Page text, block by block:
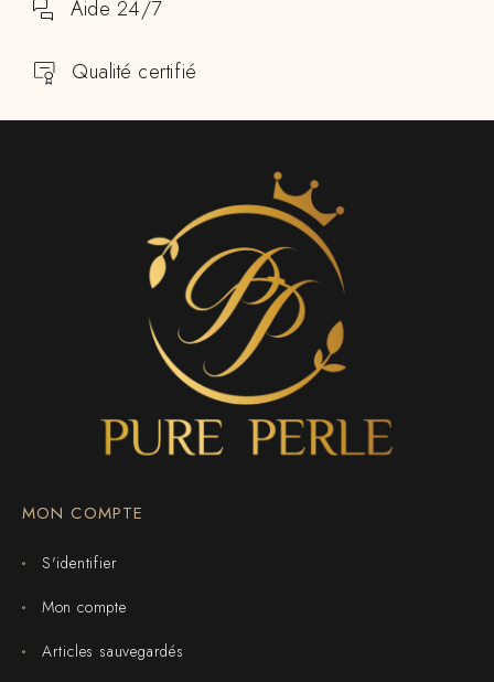
Aide 24/7
Qualité certifié
MON COMPTE
S'identifier
Mon compte
Articles sauvegardés